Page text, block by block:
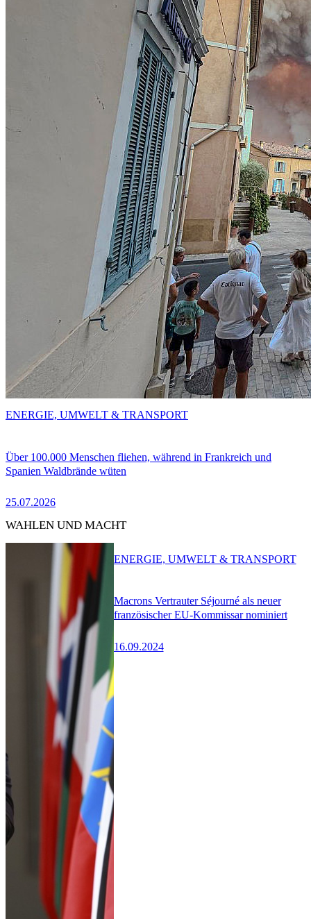
Über 100.000 Menschen fliehen, während in Frankreich und
Spanien Waldbrände wüten
25.07.2026
ENERGIE, UMWELT & TRANSPORT
WAHLEN UND MACHT
Macrons Vertrauter Séjourné als neuer
französischer EU-Kommissar nominiert
16.09.2024
ENERGIE, UMWELT & TRANSPORT